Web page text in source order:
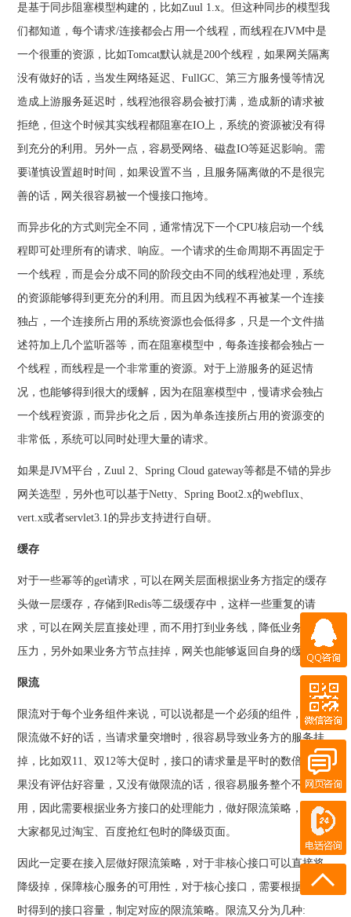
是基于同步阻塞模型构建的，比如Zuul 1.x。但这种同步的模型我
们都知道，每个请求/连接都会占用一个线程，而线程在JVM中是
一个很重的资源，比如Tomcat默认就是200个线程，如果网关隔离
没有做好的话，当发生网络延迟、FullGC、第三方服务慢等情况
造成上游服务延迟时，线程池很容易会被打满，造成新的请求被
拒绝，但这个时候其实线程都阻塞在IO上，系统的资源被没有得
到充分的利用。另外一点，容易受网络、磁盘IO等延迟影响。需
要谨慎设置超时时间，如果设置不当，且服务隔离做的不是很完
善的话，网关很容易被一个慢接口拖垮。
而异步化的方式则完全不同，通常情况下一个CPU核启动一个线
程即可处理所有的请求、响应。一个请求的生命周期不再固定于
一个线程，而是会分成不同的阶段交由不同的线程池处理，系统
的资源能够得到更充分的利用。而且因为线程不再被某一个连接
独占，一个连接所占用的系统资源也会低得多，只是一个文件描
述符加上几个监听器等，而在阻塞模型中，每条连接都会独占一
个线程，而线程是一个非常重的资源。对于上游服务的延迟情
况，也能够得到很大的缓解，因为在阻塞模型中，慢请求会独占
一个线程资源，而异步化之后，因为单条连接所占用的资源变的
非常低，系统可以同时处理大量的请求。
如果是JVM平台，Zuul 2、Spring Cloud gateway等都是不错的异步
网关选型，另外也可以基于Netty、Spring Boot2.x的webflux、
vert.x或者servlet3.1的异步支持进行自研。
缓存
对于一些幂等的get请求，可以在网关层面根据业务方指定的缓存
头做一层缓存，存储到Redis等二级缓存中，这样一些重复的请
求，可以在网关层直接处理，而不用打到业务线，降低业务方的
压力，另外如果业务方节点挂掉，网关也能够返回自身的缓存。
限流
限流对于每个业务组件来说，可以说都是一个必须的组件，如果
限流做不好的话，当请求量突增时，很容易导致业务方的服务挂
掉，比如双11、双12等大促时，接口的请求量是平时的数倍，如
果没有评估好容量，又没有做限流的话，很容易服务整个不可
用，因此需要根据业务方接口的处理能力，做好限流策略，相信
大家都见过淘宝、百度抢红包时的降级页面。
因此一定要在接入层做好限流策略，对于非核心接口可以直接将
降级掉，保障核心服务的可用性，对于核心接口，需要根据压测
时得到的接口容量，制定对应的限流策略。限流又分为几种:
QQ咨询
QQ客服
在线客服
电话咨询
180-0931-1894
18911219358